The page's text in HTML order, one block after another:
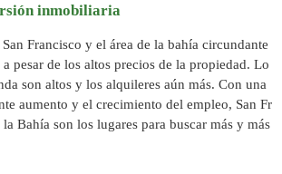
inmobiliaria
Francisco y el área de la bahía circundante
pesar de los altos precios de la propiedad. Lo
son altos y los alquileres aún más. Con una
aumento y el crecimiento del empleo, San Fr
Bahía son los lugares para buscar más y más